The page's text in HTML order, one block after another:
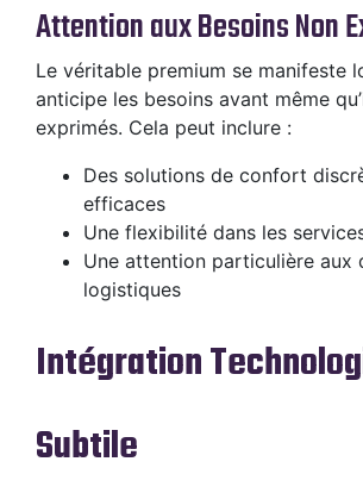
Attention aux Besoins Non
Le véritable premium se manifeste
anticipe les besoins avant même
exprimés. Cela peut inclure :
Des solutions de confort
efficaces
Une flexibilité dans les
Une attention particulière aux
logistiques
Intégration
Subtile